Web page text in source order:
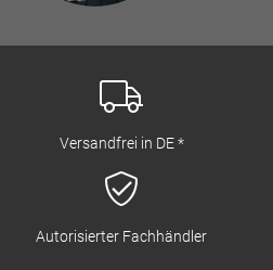
Versandfrei in DE *
Autorisierter Fachhändler